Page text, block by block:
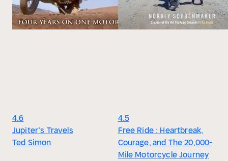
4.6
Jupiter’s Travels
Ted Simon
4.5
Free Ride : Heartbreak,
Courage, and The 20,000-
Mile Motorcycle Journey